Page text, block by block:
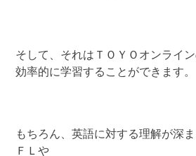
そして、それはＴＯＹＯオンライ
効率的に学習することができます。
もちろん、英語に対する理解が深
ＦＬや